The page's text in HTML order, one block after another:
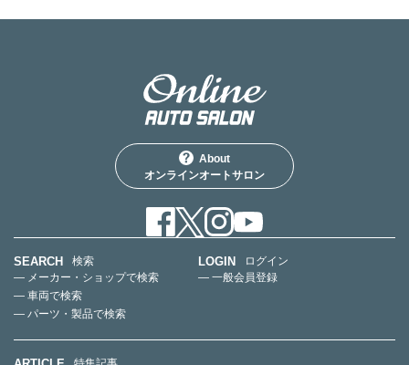
About
オンラインオートサロン
SEARCH
検索
— メーカー・ショップで検索
— 車両で検索
— パーツ・製品で検索
LOGIN
ログイン
— 一般会員登録